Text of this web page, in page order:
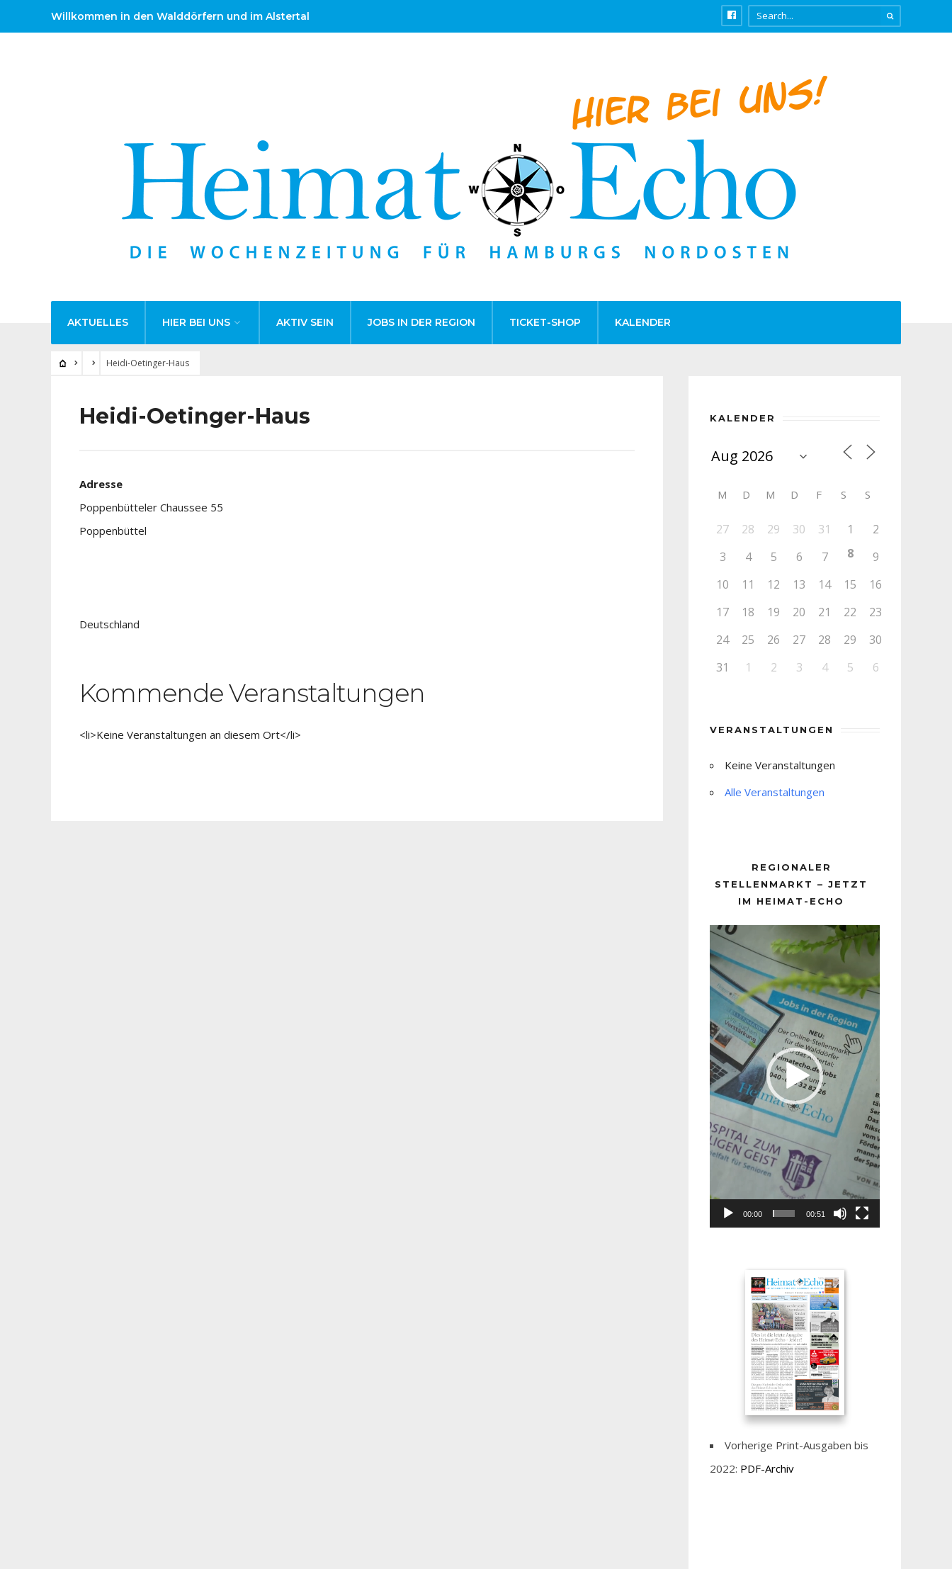
Willkommen in den Walddörfern und im Alstertal
AKTUELLES HIER BEI UNS AKTIV SEIN JOBS IN DER REGION TICKET-SHOP KALENDER
Heidi-Oetinger-Haus
Heidi-Oetinger-Haus
Adresse
Poppenbütteler Chaussee 55
Poppenbüttel
Deutschland
Kommende Veranstaltungen
<li>Keine Veranstaltungen an diesem Ort</li>
KALENDER
M D M D F S S
27 28 29 30 31 1
2
3
4 5 6 7 8
9
10
11 12 13 14 15
16
17
18 19 20 21 22
23
24
25 26 27 28 29
30
31
1 2 3 4 5 6
VERANSTALTUNGEN
Keine Veranstaltungen
Alle Veranstaltungen
REGIONALER
STELLENMARKT – JETZT
IM HEIMAT-ECHO
Player
00:00 00:51
Vorherige Print-Ausgaben bis
2022: PDF-Archiv